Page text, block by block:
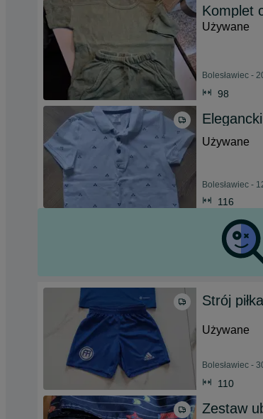
Komplet
Używane
Bolesławiec -
98
Używane
Bolesławiec -
116
Strój
Używane
Bolesławiec -
110
Zestaw